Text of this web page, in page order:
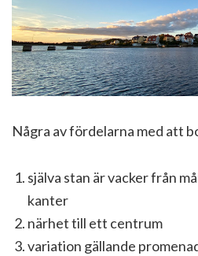
Några av fördelarna med att
själva stan är vacker från
kanter
närhet till ett centrum
variation gällande